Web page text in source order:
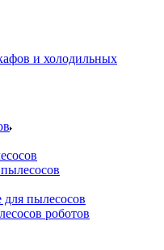
и холодильных
пылесосов
роботов